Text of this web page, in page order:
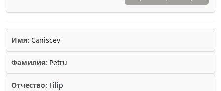
Имя: Caniscev
Фамилия: Petru
Отчество: Filip